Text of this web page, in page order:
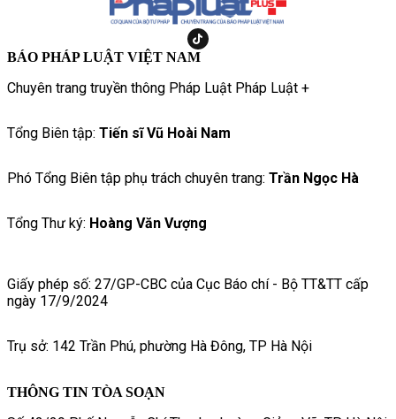
BÁO PHÁP LUẬT VIỆT NAM
Chuyên trang truyền thông Pháp Luật Pháp Luật +
Tổng Biên tập: Tiến sĩ Vũ Hoài Nam
Phó Tổng Biên tập phụ trách chuyên trang: Trần Ngọc Hà
Tổng Thư ký: Hoàng Văn Vượng
Giấy phép số: 27/GP-CBC của Cục Báo chí - Bộ TT&TT cấp
ngày 17/9/2024
Trụ sở: 142 Trần Phú, phường Hà Đông, TP Hà Nội
THÔNG TIN TÒA SOẠN